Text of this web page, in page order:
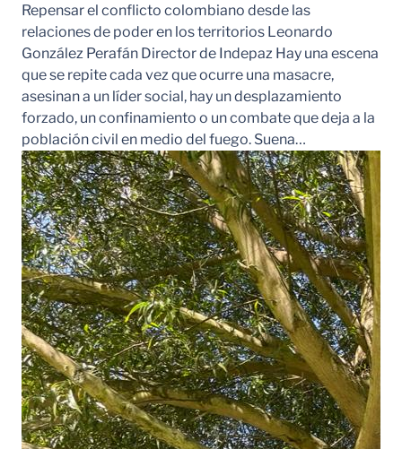
Repensar el conflicto colombiano desde las
relaciones de poder en los territorios Leonardo
González Perafán Director de Indepaz Hay una escena
que se repite cada vez que ocurre una masacre,
asesinan a un líder social, hay un desplazamiento
forzado, un confinamiento o un combate que deja a la
población civil en medio del fuego. Suena…